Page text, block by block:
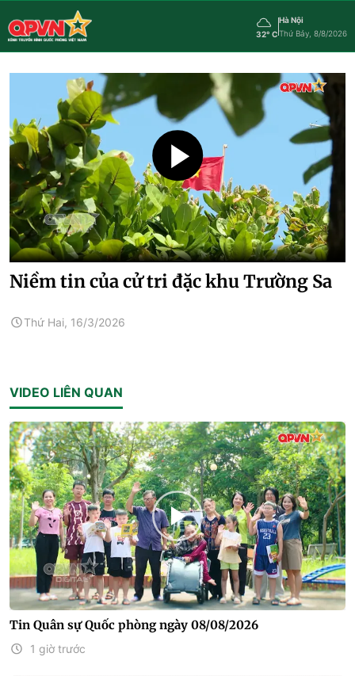
32° C
Hà Nội
Thứ Bảy, 8/8/2026
Niềm tin của cử tri đặc khu Trường Sa
Thứ Hai, 16/3/2026
VIDEO LIÊN QUAN
Tin Quân sự Quốc phòng ngày 08/08/2026
1 giờ trước